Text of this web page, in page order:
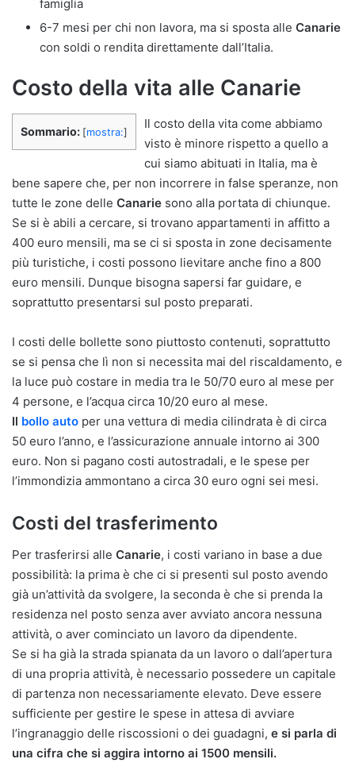
famiglia
6-7 mesi per chi non lavora, ma si sposta alle Canarie
con soldi o rendita direttamente dall’Italia.
Costo della vita alle Canarie
Sommario: [mostra:]
Il costo della vita come abbiamo
visto è minore rispetto a quello a
cui siamo abituati in Italia, ma è
bene sapere che, per non incorrere in false speranze, non
tutte le zone delle Canarie sono alla portata di chiunque.
Se si è abili a cercare, si trovano appartamenti in affitto a
400 euro mensili, ma se ci si sposta in zone decisamente
più turistiche, i costi possono lievitare anche fino a 800
euro mensili. Dunque bisogna sapersi far guidare, e
soprattutto presentarsi sul posto preparati.
I costi delle bollette sono piuttosto contenuti, soprattutto
se si pensa che lì non si necessita mai del riscaldamento, e
la luce può costare in media tra le 50/70 euro al mese per
4 persone, e l’acqua circa 10/20 euro al mese.
Il bollo auto per una vettura di media cilindrata è di circa
50 euro l’anno, e l’assicurazione annuale intorno ai 300
euro. Non si pagano costi autostradali, e le spese per
l’immondizia ammontano a circa 30 euro ogni sei mesi.
Costi del trasferimento
Per trasferirsi alle Canarie, i costi variano in base a due
possibilità: la prima è che ci si presenti sul posto avendo
già un’attività da svolgere, la seconda è che si prenda la
residenza nel posto senza aver avviato ancora nessuna
attività, o aver cominciato un lavoro da dipendente.
Se si ha già la strada spianata da un lavoro o dall’apertura
di una propria attività, è necessario possedere un capitale
di partenza non necessariamente elevato. Deve essere
sufficiente per gestire le spese in attesa di avviare
l’ingranaggio delle riscossioni o dei guadagni, e si parla di
una cifra che si aggira intorno ai 1500 mensili.